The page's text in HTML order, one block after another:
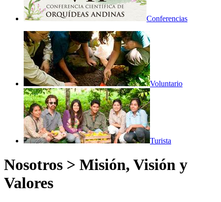
Conferencias
Voluntario
Turista
Nosotros > Misión, Visión y
Valores